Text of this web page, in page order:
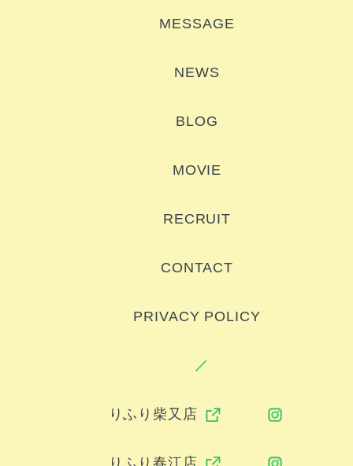
MESSAGE
NEWS
BLOG
MOVIE
RECRUIT
CONTACT
PRIVACY POLICY
りふり柴又店
りふり春江店